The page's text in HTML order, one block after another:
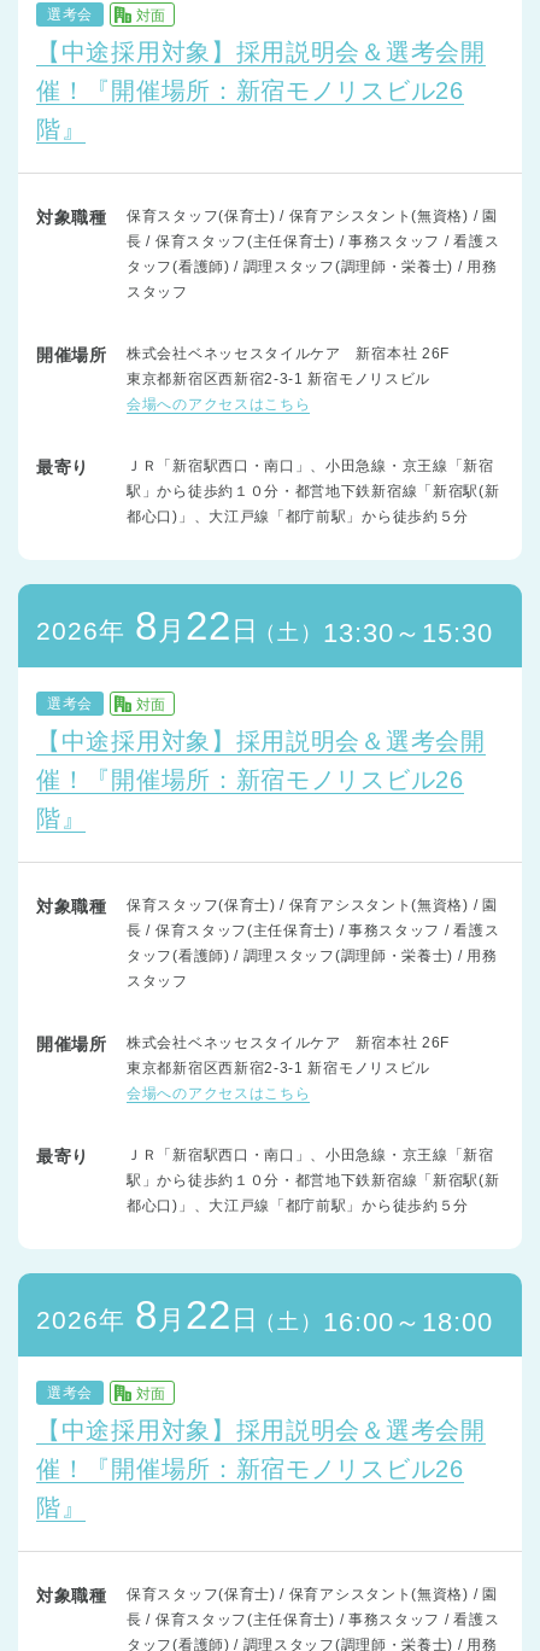
選考会 対面
【中途採用対象】採用説明会＆選考会開
催！『開催場所：新宿モノリスビル26
階』
対象職種
保育スタッフ(保育士) / 保育アシスタント(無資格) / 園
長 / 保育スタッフ(主任保育士) / 事務スタッフ / 看護ス
タッフ(看護師) / 調理スタッフ(調理師・栄養士) / 用務
スタッフ
開催場所
株式会社ベネッセスタイルケア 新宿本社 26F
東京都新宿区西新宿2-3-1 新宿モノリスビル
会場へのアクセスはこちら
最寄り
ＪＲ「新宿駅西口・南口」、小田急線・京王線「新宿
駅」から徒歩約１０分・都営地下鉄新宿線「新宿駅(新
都心口)」、大江戸線「都庁前駅」から徒歩約５分
2026年 8 月 22 日 （土） 13:30～15:30
選考会 対面
【中途採用対象】採用説明会＆選考会開
催！『開催場所：新宿モノリスビル26
階』
対象職種
保育スタッフ(保育士) / 保育アシスタント(無資格) / 園
長 / 保育スタッフ(主任保育士) / 事務スタッフ / 看護ス
タッフ(看護師) / 調理スタッフ(調理師・栄養士) / 用務
スタッフ
開催場所
株式会社ベネッセスタイルケア 新宿本社 26F
東京都新宿区西新宿2-3-1 新宿モノリスビル
会場へのアクセスはこちら
最寄り
ＪＲ「新宿駅西口・南口」、小田急線・京王線「新宿
駅」から徒歩約１０分・都営地下鉄新宿線「新宿駅(新
都心口)」、大江戸線「都庁前駅」から徒歩約５分
2026年 8 月 22 日 （土） 16:00～18:00
選考会 対面
【中途採用対象】採用説明会＆選考会開
催！『開催場所：新宿モノリスビル26
階』
対象職種
保育スタッフ(保育士) / 保育アシスタント(無資格) / 園
長 / 保育スタッフ(主任保育士) / 事務スタッフ / 看護ス
タッフ(看護師) / 調理スタッフ(調理師・栄養士) / 用務